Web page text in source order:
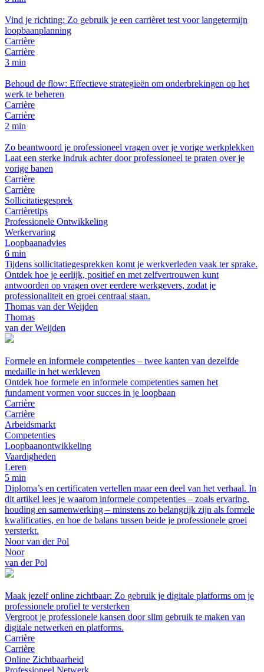
Vind je richting: Zo gebruik je een carrièret test voor langetermijn
loopbaanplanning
Carrière
Carrière
3 min
Behoud de flow: Effectieve strategieën om onderbrekingen op het
werk te beheren
Carrière
Carrière
2 min
Zo beantwoord je professioneel vragen over je vorige werkplekken
Laat een sterke indruk achter door professioneel te praten over je
vorige banen
Carrière
Carrière
Sollicitatiegesprek
Carrièretips
Professionele Ontwikkeling
Werkervaring
Loopbaanadvies
6 min
Tijdens sollicitatiegesprekken komt je werkverleden vaak ter sprake.
Ontdek hoe je eerlijk, positief en met zelfvertrouwen kunt
antwoorden op vragen over eerdere werkgevers, zodat je
professionaliteit en groei centraal staan.
Thomas van der Weijden
Thomas
van der Weijden
Formele en informele competenties – twee kanten van dezelfde
medaille in het werkleven
Ontdek hoe formele en informele competenties samen het
fundament vormen voor succes in je loopbaan
Carrière
Carrière
Arbeidsmarkt
Competenties
Loopbaanontwikkeling
Vaardigheden
Leren
5 min
Diploma’s en certificaten vertellen maar een deel van het verhaal. In
dit artikel lees je waarom informele competenties – zoals ervaring,
houding en samenwerking – minstens zo belangrijk zijn als formele
kwalificaties, en hoe de balans tussen beide je professionele groei
versterkt.
Noor van der Pol
Noor
van der Pol
Maak jezelf online zichtbaar: Zo gebruik je digitale platforms om je
professionele profiel te versterken
Vergroot je professionele kansen door slim gebruik te maken van
digitale netwerken en platforms.
Carrière
Carrière
Online Zichtbaarheid
Professioneel Netwerk